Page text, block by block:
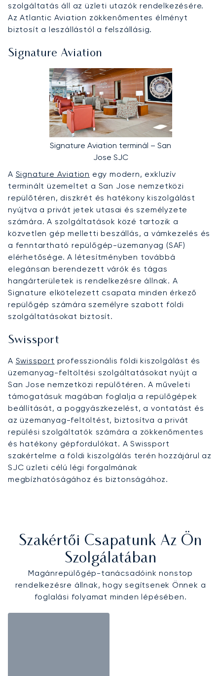
szolgáltatás áll az üzleti utazók rendelkezésére.
Az Atlantic Aviation zökkenőmentes élményt
biztosít a leszállástól a felszállásig.
Signature Aviation
Signature Aviation terminál – San
Jose SJC
A Signature Aviation egy modern, exkluzív
terminált üzemeltet a San Jose nemzetközi
repülőtéren, diszkrét és hatékony kiszolgálást
nyújtva a privát jetek utasai és személyzete
számára. A szolgáltatások közé tartozik a
közvetlen gép melletti beszállás, a vámkezelés és
a fenntartható repülőgép-üzemanyag (SAF)
elérhetősége. A létesítményben továbbá
elegánsan berendezett várók és tágas
hangárterületek is rendelkezésre állnak. A
Signature elkötelezett csapata minden érkező
repülőgép számára személyre szabott földi
szolgáltatásokat biztosít.
Swissport
A Swissport professzionális földi kiszolgálást és
üzemanyag-feltöltési szolgáltatásokat nyújt a
San Jose nemzetközi repülőtéren. A műveleti
támogatásuk magában foglalja a repülőgépek
beállítását, a poggyászkezelést, a vontatást és
az üzemanyag-feltöltést, biztosítva a privát
repülési szolgáltatók számára a zökkenőmentes
és hatékony gépfordulókat. A Swissport
szakértelme a földi kiszolgálás terén hozzájárul az
SJC üzleti célú légi forgalmának
megbízhatóságához és biztonságához.
Szakértői Csapatunk Az Ön
Szolgálatában
Magánrepülőgép-tanácsadóink nonstop
rendelkezésre állnak, hogy segítsenek Önnek a
foglalási folyamat minden lépésében.